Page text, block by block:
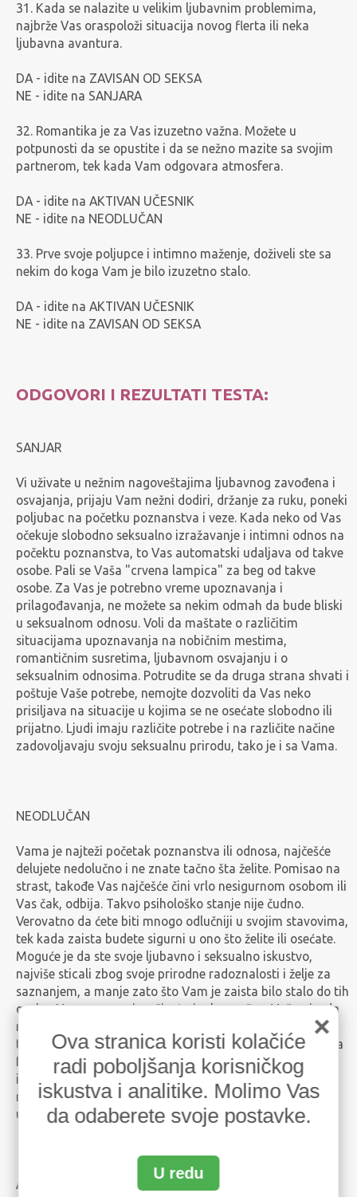
31. Kada se nalazite u velikim ljubavnim problemima,
najbrže Vas oraspoloži situacija novog flerta ili neka
ljubavna avantura.
DA - idite na ZAVISAN OD SEKSA
NE - idite na SANJARA
32. Romantika je za Vas izuzetno važna. Možete u
potpunosti da se opustite i da se nežno mazite sa svojim
partnerom, tek kada Vam odgovara atmosfera.
DA - idite na AKTIVAN UČESNIK
NE - idite na NEODLUČAN
33. Prve svoje poljupce i intimno maženje, doživeli ste sa
nekim do koga Vam je bilo izuzetno stalo.
DA - idite na AKTIVAN UČESNIK
NE - idite na ZAVISAN OD SEKSA
ODGOVORI I REZULTATI TESTA:
SANJAR
Vi uživate u nežnim nagoveštajima ljubavnog zavođena i
osvajanja, prijaju Vam nežni dodiri, držanje za ruku, poneki
poljubac na početku poznanstva i veze. Kada neko od Vas
očekuje slobodno seksualno izražavanje i intimni odnos na
počektu poznanstva, to Vas automatski udaljava od takve
osobe. Pali se Vaša "crvena lampica" za beg od takve
osobe. Za Vas je potrebno vreme upoznavanja i
prilagođavanja, ne možete sa nekim odmah da bude bliski
u seksualnom odnosu. Voli da maštate o različitim
situacijama upoznavanja na nobičnim mestima,
romantičnim susretima, ljubavnom osvajanju i o
seksualnim odnosima. Potrudite se da druga strana shvati i
poštuje Vaše potrebe, nemojte dozvoliti da Vas neko
prisiljava na situacije u kojima se ne osećate slobodno ili
prijatno. Ljudi imaju različite potrebe i na različite načine
zadovoljavaju svoju seksualnu prirodu, tako je i sa Vama.
NEODLUČAN
Vama je najteži početak poznanstva ili odnosa, najčešće
delujete nedolučno i ne znate tačno šta želite. Pomisao na
strast, takođe Vas najčešće čini vrlo nesigurnom osobom ili
Vas čak, odbija. Takvo psihološko stanje nije čudno.
Verovatno da ćete biti mnogo odlučniji u svojim stavovima,
tek kada zaista budete sigurni u ono što želite ili osećate.
Moguće je da ste svoje ljubavno i seksualno iskustvo,
najviše sticali zbog svoje prirodne radoznalosti i želje za
saznanjem, a manje zato što Vam je zaista bilo stalo do tih
osoba. Naravno, sve je u životu i vrlo poučno. Važno je, da
ne žalite za nekim situacijama ili da se ne doživljavate
traumatično neka seksualna iskustva. Vremenom treba da
formirate svoje seksualne afinitete, bolje kriterijume i
iskustvene stavove. Naučite da, pre nego što zakoracite u
novu ljubavnu vezu ili avanturu, više osluškujte svoj
unutrašnji glas - pratite svoja osećanja.
AKTIVAN UČESNIK
×
Ova stranica koristi kolačiće
radi poboljšanja korisničkog
iskustva i analitike. Molimo Vas
da odaberete svoje postavke.
U redu